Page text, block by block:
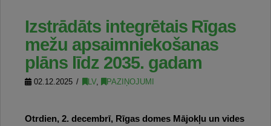
Izstrādāts integrētais Rīgas
mežu apsaimniekošanas
plāns līdz 2035. gadam
02.12.2025 LV, PAZIŅOJUMI
Otrdien, 2. decembrī, Rīgas domes Mājokļu un vides